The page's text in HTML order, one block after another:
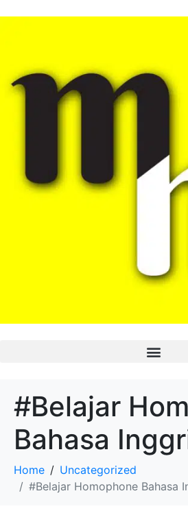
#Belajar
Bahasa
Home
Uncategorized
#Belajar Homophone Bahasa